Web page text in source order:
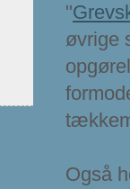
"
øvrige
Også